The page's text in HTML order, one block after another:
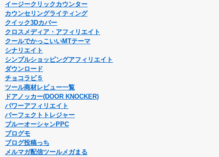
イージークリックカウンター
カウンセリングライティング
クイック3Dカバー
クロスメディア・アフィリエイト
クールでかっこいいMTテーマ
シナリエイト
シンプルショッピングアフィリエイト
ダウンロード
チョコラビ５
ツール商材レビュー一覧
ドアノッカー(DOOR KNOCKER)
パワーアフィリエイト
パーフェクトトレジャー
ブルーオーシャンPPC
ブログモ
ブログ投稿っち
メルマガ配信ツールメガまる